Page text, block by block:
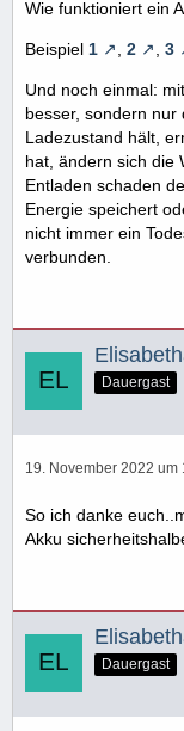
Wie funktioniert ein
Beispiel 1 2 3
Und noch einmal:
besser, sondern nur
Ladezustand hält,
hat, ändern sich die
Entladen schaden
Energie speichert
nicht immer ein
verbunden.
Dauergast
19. November 2022 um
So ich danke
Akku
Dauergast